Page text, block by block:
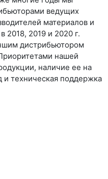
ведущих
материалов и
2018, 2019 и 2020 г.
дистрибьютором
нашей
наличие ее на
и техническая поддержка